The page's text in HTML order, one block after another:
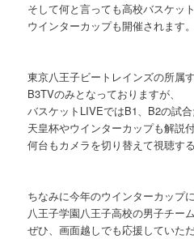
そして何と言っても高校バスケッ
ウインターカップも開催されます。
東京八王子ビートレインズの所属
B3TVのみとなっておりますが、
バスケットLIVEではB1、B2の試合
天皇杯やウインターカップも解説付
何台もカメラを切り替えて視聴す
ちなみに今年のウインターカップ
八王子学園八王子高校の男子チー
ぜひ、画面越しでも応援していた